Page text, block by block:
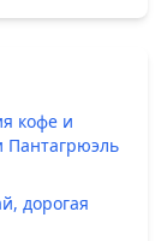
кофе и
Пантагрюэль
дорогая